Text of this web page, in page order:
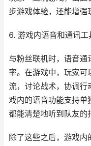
步游戏体验，还能增强
6. 游戏内语音和通讯工
与粉丝联机时，语音
率。在游戏中，玩家可
流，讨论战术，协调行
戏内的语音功能支持单
都能清楚地听到队友的
除了这些之后，游戏内